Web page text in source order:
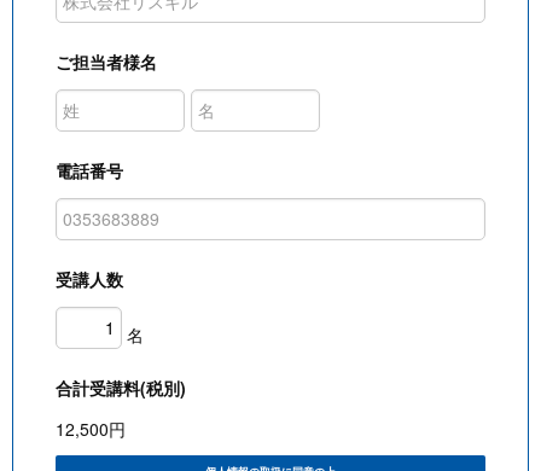
ご担当者様名
電話番号
受講人数
名
合計受講料(税別)
12,500円